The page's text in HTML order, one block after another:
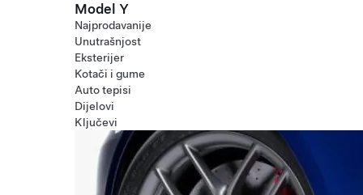
Model Y
Najprodavanije
Unutrašnjost
Eksterijer
Kotači i gume
Auto tepisi
Dijelovi
Ključevi